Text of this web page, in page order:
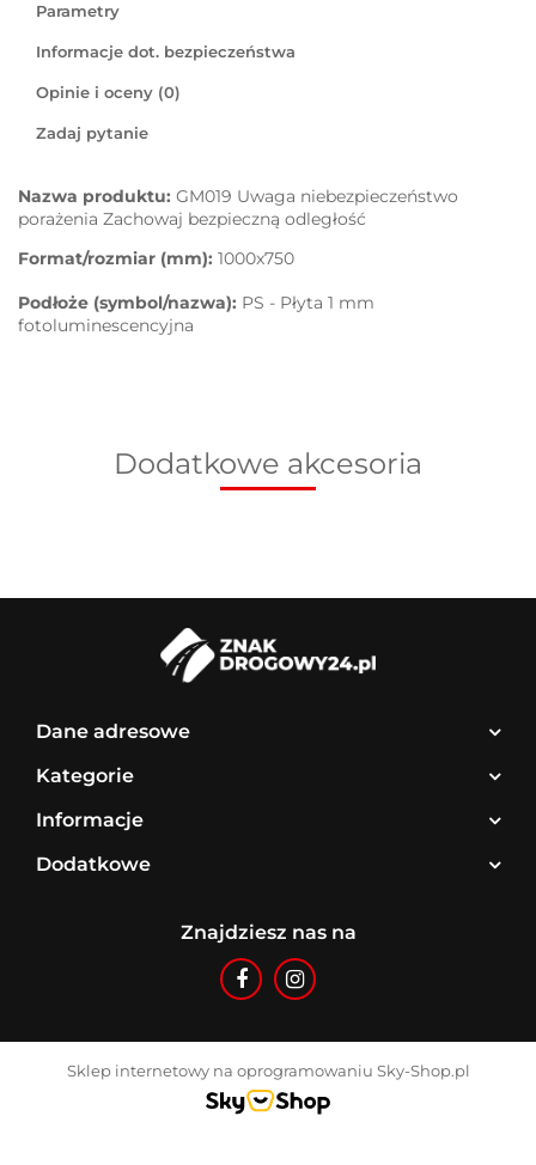
Parametry
Informacje dot. bezpieczeństwa
Opinie i oceny (0)
Zadaj pytanie
Nazwa produktu: GM019 Uwaga niebezpieczeństwo
porażenia Zachowaj bezpieczną odległość
Format/rozmiar (mm): 1000x750
Podłoże (symbol/nazwa): PS - Płyta 1 mm
fotoluminescencyjna
Dodatkowe akcesoria
Dane adresowe
Kategorie
Informacje
Dodatkowe
Znajdziesz nas na
Sklep internetowy na oprogramowaniu Sky-Shop.pl